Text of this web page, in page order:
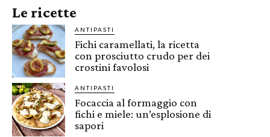
Le ricette
ANTIPASTI
Fichi caramellati, la ricetta
con prosciutto crudo per dei
crostini favolosi
ANTIPASTI
Focaccia al formaggio con
fichi e miele: un’esplosione di
sapori